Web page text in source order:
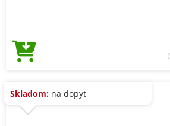
Skladom: na dopyt